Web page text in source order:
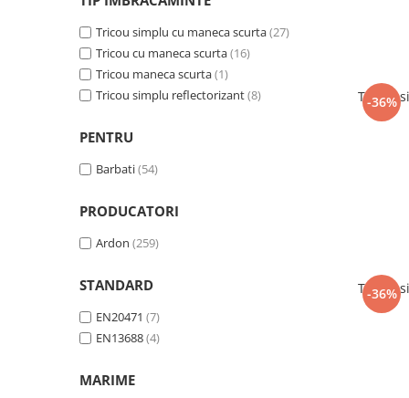
Veste de lucru
Impermeabila
Combinezoane de lucru
impermeabile
Jachete / Bluze salopeta
Pantaloni impermeabili
Veste de lucru
Industria alimentara
Pantaloni de lucru
Sorturi impermeabile
Pantaloni de lucru in talie
Jachete pentru sudura
Tricou simplu cu maneca scurta(27)
Tricou cu maneca scurta(16)
Tricou maneca scurta(1)
Tricou simplu reflectorizant(8)
PENTRU
Barbati(54)
PRODUCATORI
Ardon (259)
STANDARD
EN20471 (7)
EN13688(4)
MARIME
-36%
Tricou
-36%
Tricou